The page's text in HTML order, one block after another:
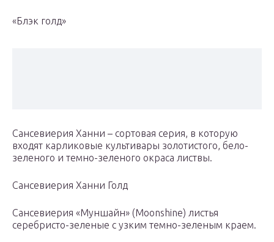
«Блэк голд»
Сансевиерия Ханни – сортовая серия, в которую
входят карликовые культивары золотистого, бело-
зеленого и темно-зеленого окраса листвы.
Сансевиерия Ханни Голд
Сансевиерия «Муншайн» (Moonshine) листья
серебристо-зеленые с узким темно-зеленым краем.